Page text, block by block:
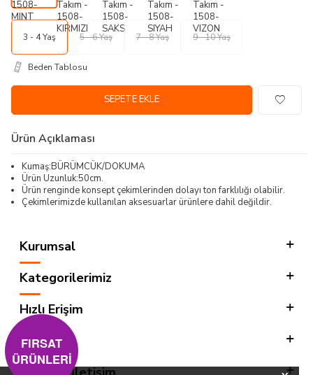
3 - 4 Yaş 5 - 6 Yaş 7 - 8 Yaş 9 - 10 Yaş
Beden Tablosu
SEPETE EKLE
Ürün Açıklaması
Kumaş:BÜRÜMCÜK/DOKUMA
Ürün Uzunluk:50cm.
Ürün renginde konsept çekimlerinden dolayı ton farklılığı olabilir.
Çekimlerimizde kullanılan aksesuarlar ürünlere dahil değildir.
Kurumsal
Kategorilerimiz
Hızlı Erişim
Sosyal
FIRSAT
ÜRÜNLERİ